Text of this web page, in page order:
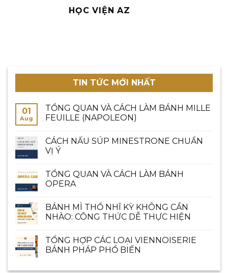
HỌC VIỆN AZ
TIN TỨC MỚI NHẤT
01
Aug
TỔNG QUAN VÀ CÁCH LÀM BÁNH MILLE
FEUILLE (NAPOLEON)
CÁCH NẤU SÚP MINESTRONE CHUẨN
VỊ Ý
TỔNG QUAN VÀ CÁCH LÀM BÁNH
OPERA
BÁNH MÌ THỔ NHĨ KỲ KHÔNG CẦN
NHÀO: CÔNG THỨC DỄ THỰC HIỆN
TỔNG HỢP CÁC LOẠI VIENNOISERIE
BÁNH PHÁP PHỔ BIẾN